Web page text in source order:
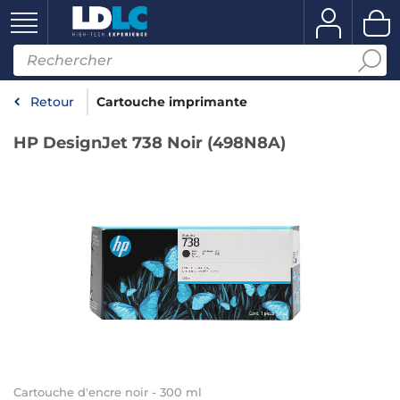
Retour Cartouche imprimante
HP DesignJet 738 Noir (498N8A)
Cartouche d'encre noir - 300 ml